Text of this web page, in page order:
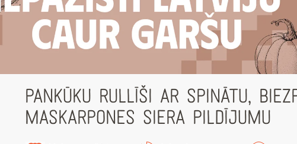
PANKŪKU RULLĪŠI AR SPINĀTU,
MASKARPONES SIERA PILDĪJUMU